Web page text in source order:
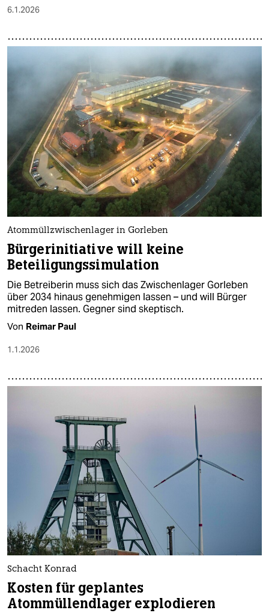
6.1.2026
Atommüllzwischenlager in Gorleben
Bürgerinitiative will keine
Beteiligungssimulation
Die Betreiberin muss sich das Zwischenlager Gorleben
über 2034 hinaus genehmigen lassen – und will Bür­ge­r
mitreden lassen. Gegner sind skeptisch.
Von Reimar Paul
1.1.2026
Schacht Konrad
Kosten für geplantes
Atommüllendlager explodieren